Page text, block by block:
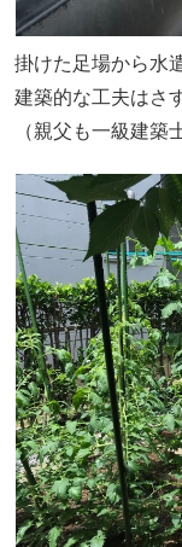
掛けた足場から水
建築的な工夫はさ
（親父も一級建築